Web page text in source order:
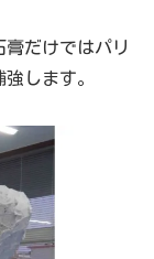
だけではパリ
します。